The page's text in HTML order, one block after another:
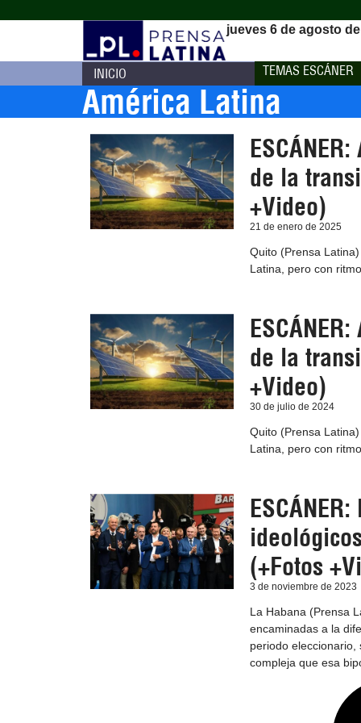
jueves 6 de agosto
INICIO TEMAS ESCÁNER
América Latina
de la
+Video)
21 de enero de 2025
Quito (Prensa
Latina, pero con
de la
+Video)
30 de julio de 2024
Quito (Prensa
Latina, pero con
(+Fotos
3 de noviembre de 2023
La Habana (Prensa
encaminadas a la
periodo
compleja que esa